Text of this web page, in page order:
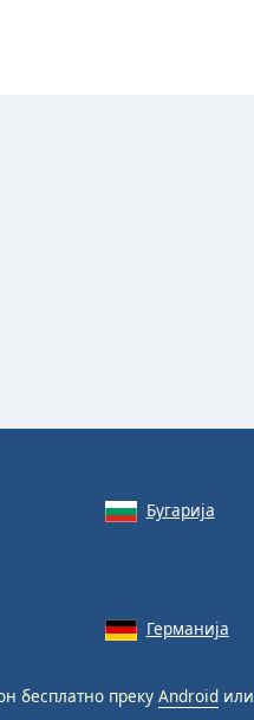
Бугарија
Германија
бесплатно преку Android или